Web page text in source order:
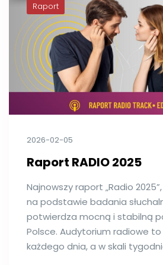
Raport
2026-02-05
Raport RADIO 2025
Najnowszy raport „Radio
na podstawie badania
potwierdza mocną i stabilną
Polsce. Audytorium radiowe to
każdego dnia, a w skali